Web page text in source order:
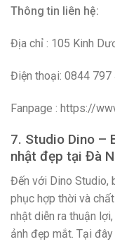
Thông tin liên hệ:
Địa chỉ : 105 Kinh
Điện thoại: 0844 797
Fanpage : https://
7. Studio Dino –
nhật đẹp tại Đà
Đến với Dino Studio,
phục hợp thời và
nhật diễn ra thuận
ảnh đẹp mắt. Tại